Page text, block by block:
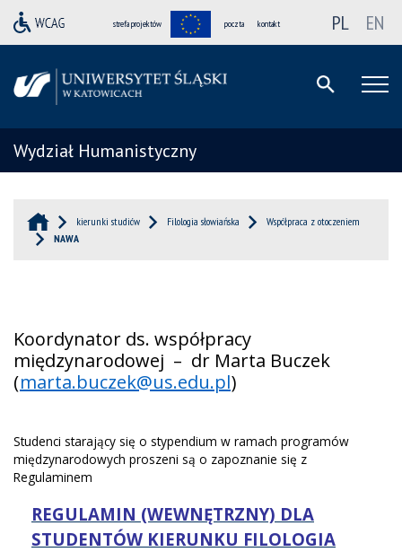
strefa projektów poczta kontakt PL EN
Wydział Humanistyczny
kierunki studiów Filologia słowiańska
Współpraca z otoczeniem
NAWA
Koordynator ds. współpracy
międzynarodowej – dr Marta Buczek
(marta.buczek@us.edu.pl)
Studenci starający się o stypendium w ramach programów
międzynarodowych proszeni są o zapoznanie się z
Regulaminem
REGULAMIN (WEWNĘTRZNY) DLA
STUDENTÓW KIERUNKU FILOLOGIA